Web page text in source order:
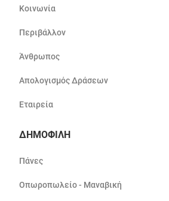
Κοινωνία
Περιβάλλον
Άνθρωπος
Απολογισμός Δράσεων
Εταιρεία
ΔΗΜΟΦΙΛΗ
Πάνες
Οπωροπωλείο - Μαναβική